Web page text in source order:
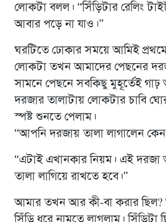
লোকটা বলল। “সিঁড়িটার রেলিং
আবার পড়ে না যাও।”
ঘরটিতে ঢোকার সময়ে আমিই
লোকটা তখন আমাদের পেছনের
সামনে পেছনে সবকিছু মুহূর্তেই গাঢ়
দরজার তালাটায় লোকটার চাবি
স্পষ্ট শুনতে পেলাম।
“আপনি দরজায় তালা লাগালেন
“এটাই এখানকার নিয়ম। এই
তালা লাগিয়ে রাখতে হবে।”
আমার তখন আর কী-বা করার ছিল?
সিঁড়ি ধরে নামতে লাগলাম। সিঁড়িটা